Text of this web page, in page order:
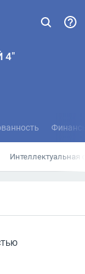
4"
Интеллектуальная